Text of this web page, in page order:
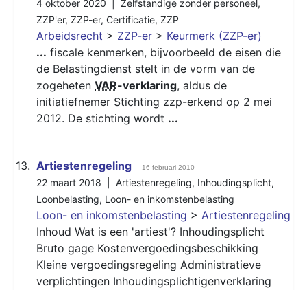
4 oktober 2020 | Zelfstandige zonder personeel,
ZZP'er, ZZP-er, Certificatie, ZZP
Arbeidsrecht > ZZP-er > Keurmerk (ZZP-er)
... fiscale kenmerken, bijvoorbeeld de eisen die
de Belastingdienst stelt in de vorm van de
zogeheten VAR-verklaring, aldus de
initiatiefnemer Stichting zzp-erkend op 2 mei
2012. De stichting wordt ...
13. Artiestenregeling 16 februari 2010
22 maart 2018 | Artiestenregeling, Inhoudingsplicht,
Loonbelasting, Loon- en inkomstenbelasting
Loon- en inkomstenbelasting > Artiestenregeling
Inhoud Wat is een 'artiest'? Inhoudingsplicht
Bruto gage Kostenvergoedingsbeschikking
Kleine vergoedingsregeling Administratieve
verplichtingen Inhoudingsplichtigenverklaring